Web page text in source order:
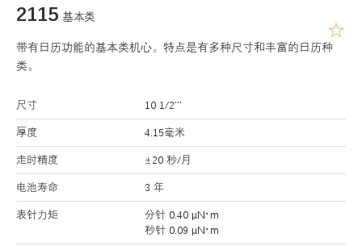
2115 基本类
带有日历功能的基本类机心。特点是有多种尺寸和丰富的日历种
类。
尺寸 10 1/2’’’
厚度 4.15毫米
走时精度 ±20 秒/月
电池寿命 3 年
表针力矩
分针 0.40 μN･m
秒针 0.09 μN･m